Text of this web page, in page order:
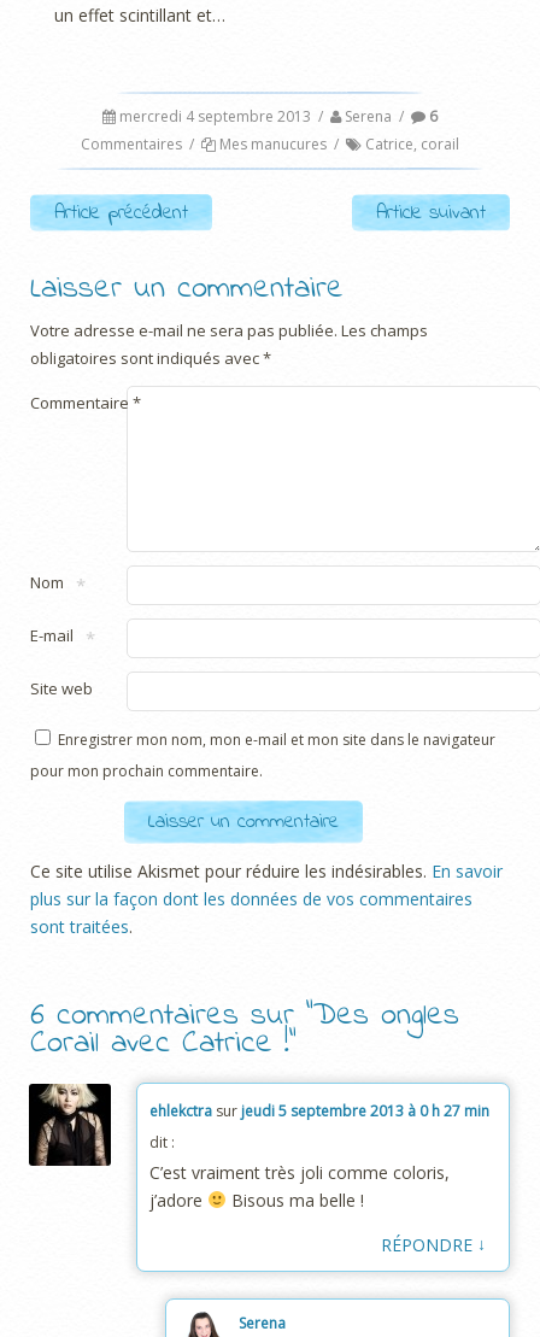
un effet scintillant et…
mercredi 4 septembre 2013 / Serena /
6
Commentaires / Mes manucures / Catrice, corail
Post navigation
Article précédent Article suivant
Laisser un commentaire
Votre adresse e-mail ne sera pas publiée. Les champs
obligatoires sont indiqués avec*
Commentaire *
Nom *
E-mail *
Site web
Enregistrer mon nom, mon e-mail et mon site dans le navigateur
pour mon prochain commentaire.
Ce site utilise Akismet pour réduire les indésirables. En savoir
plus sur la façon dont les données de vos commentaires
sont traitées.
6 commentaires sur “Des ongles
Corail avec Catrice !”
ehlekctra sur jeudi 5 septembre 2013 à 0 h 27 min
dit :
C’est vraiment très joli comme coloris,
j’adore
Bisous ma belle !
RÉPONDRE ↓
Serena